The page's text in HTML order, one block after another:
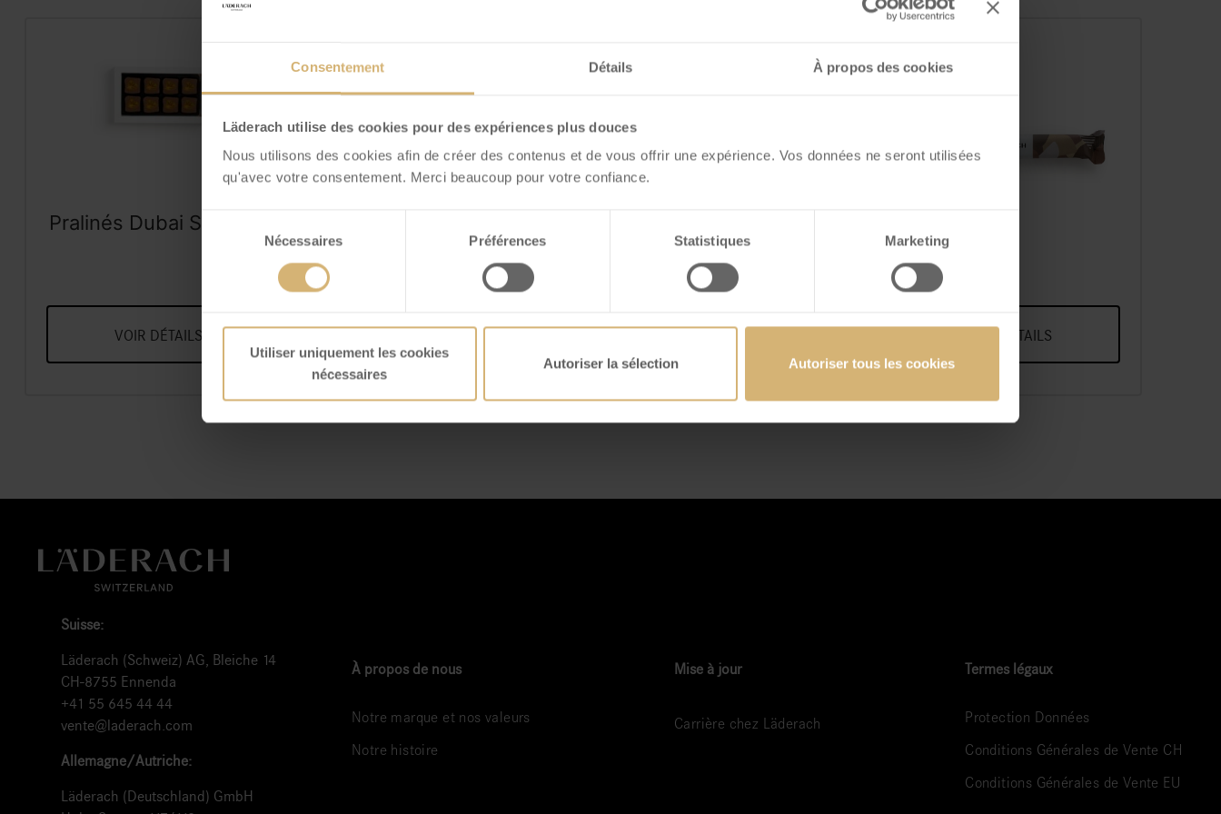
Consentement Détails À propos des cookies
Läderach utilise des cookies pour des expériences plus douces
Nous utilisons des cookies afin de créer des contenus et de vous offrir une expérience. Vos données ne seront utilisées
qu'avec votre consentement. Merci beaucoup pour votre confiance.
consentement
Nécessaires Préférences Statistiques Marketing
Utiliser uniquement les cookies
nécessaires
Autoriser la sélection Autoriser tous les cookies
Pralinés Dubai Style lait
VOIR DÉTAILS
Amande noir
Mûre noir
VOIR DÉTAILS
Suisse:
Läderach (Schweiz) AG, Bleiche 14
CH-8755 Ennenda
+41 55 645 44 44
vente@laderach.com
Allemagne/Autriche:
Läderach (Deutschland) GmbH
À propos de nous
Notre marque et nos valeurs
Notre histoire
Mise à jour
Carrière chez Läderach
Termes légaux
Protection Données
Conditions Générales de Vente CH
Conditions Générales de Vente EU